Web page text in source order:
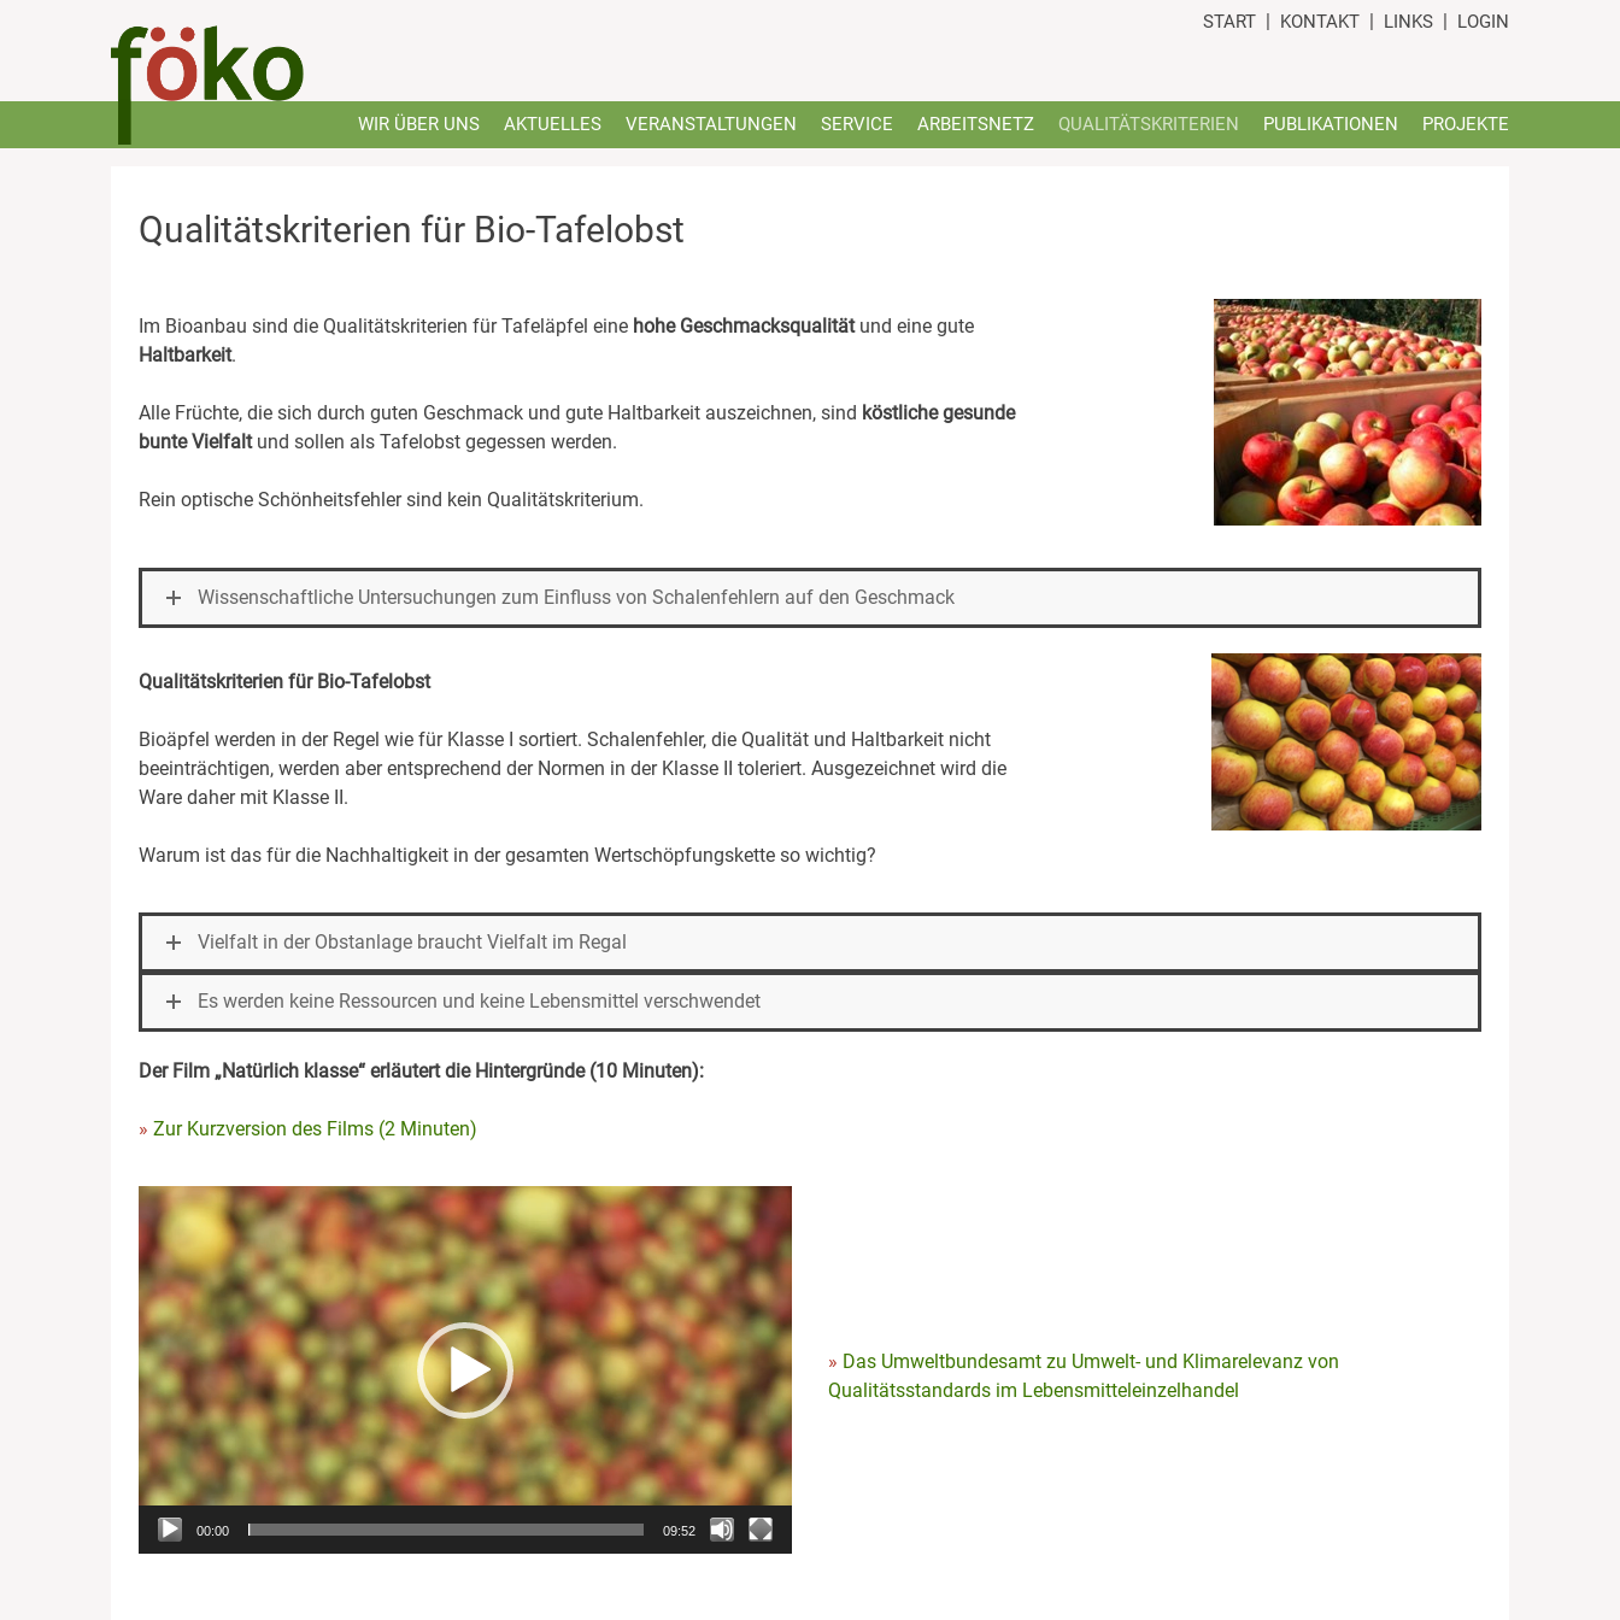
START KONTAKT LINKS LOGIN
WIR ÜBER UNS AKTUELLES VERANSTALTUNGEN SERVICE ARBEITSNETZ QUALITÄTSKRITERIEN PUBLIKATIONEN PROJEKTE
Qualitätskriterien für Bio-Tafelobst
Im Bioanbau sind die Qualitätskriterien für Tafeläpfel eine hohe Geschmacksqualitätund eine gute
Haltbarkeit.
Alle Früchte, die sich durch guten Geschmack und gute Haltbarkeit auszeichnen, sind köstliche gesunde
bunte Vielfaltund sollen als Tafelobst gegessen werden.
Rein optische Schönheitsfehler sind kein Qualitätskriterium.
Wissenschaftliche Untersuchungen zum Einfluss von Schalenfehlern auf den Geschmack
Qualitätskriterien für Bio-Tafelobst
Bioäpfel werden in der Regel wie für Klasse I sortiert. Schalenfehler, die Qualität und Haltbarkeit nicht
beeinträchtigen, werden aber entsprechend der Normen in der Klasse II toleriert. Ausgezeichnet wird die
Ware daher mit Klasse II.
Warum ist das für die Nachhaltigkeit in der gesamten Wertschöpfungskette so wichtig?
Vielfalt in der Obstanlage braucht Vielfalt im Regal
Es werden keine Ressourcen und keine Lebensmittel verschwendet
Der Film „Natürlich klasse“ erläutert die Hintergründe (10 Minuten):
Zur Kurzversion des Films (2 Minuten)
Video-
00:00 09:52
Das Umweltbundesamt zu Umwelt- und Klimarelevanz von
Qualitätsstandards im Lebensmitteleinzelhandel